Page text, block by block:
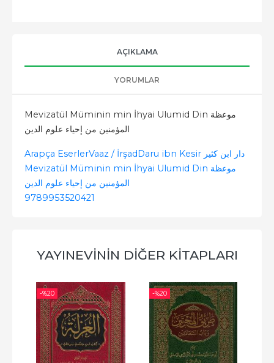
AÇIKLAMA
YORUMLAR
Mevizatül Müminin min İhyai Ulumid Din موعظة
المؤمنين من إحياء علوم الدين
Arapça EserlerVaaz / İrşad
Daru ibn Kesir دار ابن كثير
Mevizatül Müminin min İhyai Ulumid Din موعظة
المؤمنين من إحياء علوم الدين
9789953520421
YAYINEVININ DIĞER KITAPLARI
-%20 -%20